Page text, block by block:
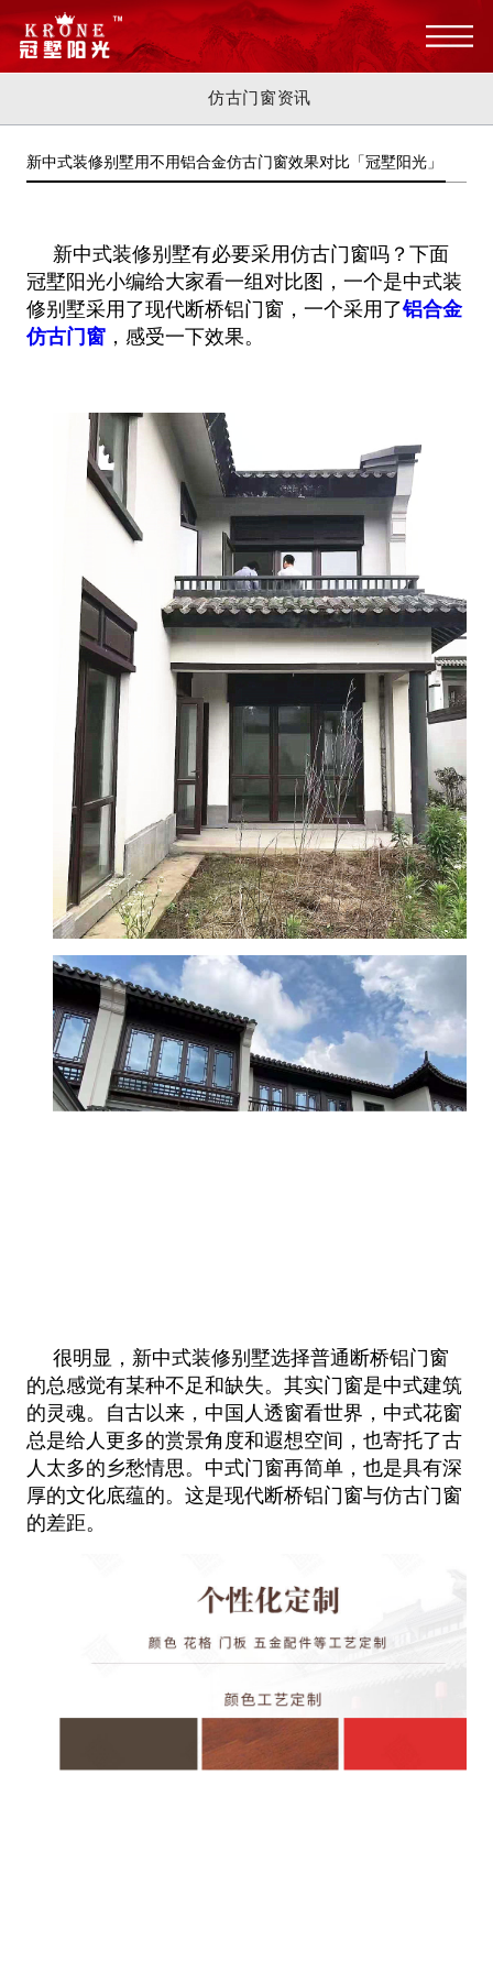
仿古门窗资讯
新中式装修别墅用不用铝合金仿古门窗效果对比「冠墅阳光」
新中式装修别墅有必要采用仿古门窗吗？下面
冠墅阳光小编给大家看一组对比图，一个是中式装
修别墅采用了现代断桥铝门窗，一个采用了铝合金
仿古门窗，感受一下效果。
很明显，新中式装修别墅选择普通断桥铝门窗
的总感觉有某种不足和缺失。其实门窗是中式建筑
的灵魂。自古以来，中国人透窗看世界 ，中式花窗
总是给人更多的赏景角度和遐想空间，也寄托了古
人太多的乡愁情思。中式门窗再简单，也是具有深
厚的文化底蕴的。这是现代断桥铝门窗与仿古门窗
的差距。